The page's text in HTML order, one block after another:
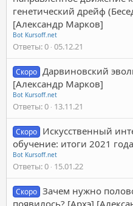
генетический дрейф
[Александр Марков]
Bot Kursoff.net
Ответы 0 05.12.21
Скоро Дарвиновский
[Александр Марков]
Bot Kursoff.net
Ответы 0 13.11.21
Скоро Искусственный
обучение: итоги 2021
Bot Kursoff.net
Ответы 0 15.01.22
Скоро Зачем нужно
появилось? [Архэ]